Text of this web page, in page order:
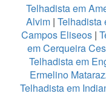
Telhadista em
Alvim | Telhadista
Campos Eliseos |
em Cerqueira
Telhadista em
Ermelino
Telhadista em